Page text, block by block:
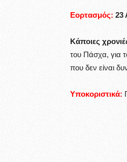
Εορτασμός: 23
Κάποιες
του Πάσχα, για
που δεν είναι
Υποκοριστικά: